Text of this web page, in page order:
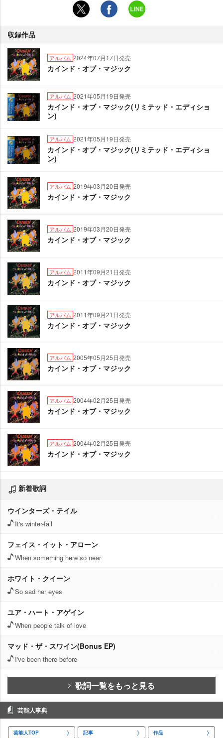
収録作品
アルバム 2024年07月17日発売
カインド・オブ・マジック
アルバム 2021年05月19日発売
カインド・オブ・マジック(リミテッド・エディショ
ン)
アルバム 2021年05月19日発売
カインド・オブ・マジック(リミテッド・エディショ
ン)
アルバム 2019年03月20日発売
カインド・オブ・マジック
アルバム 2019年03月20日発売
カインド・オブ・マジック
アルバム 2011年09月21日発売
カインド・オブ・マジック
アルバム 2011年09月21日発売
カインド・オブ・マジック
アルバム 2005年05月25日発売
カインド・オブ・マジック
アルバム 2004年02月25日発売
カインド・オブ・マジック
アルバム 2004年02月25日発売
カインド・オブ・マジック
新着歌詞
ウインターズ・テイル
It's winter-fall
フェイス・イット・アローン
When something here so near
ホワイト・クイーン
So sad her eyes
ユア・ハート・アゲイン
When people talk of love
マッド・ザ・スワイン(Bonus EP)
I've been there before
歌詞一覧をもっと見る
芸能人事典
芸能人TOP 記事 作品